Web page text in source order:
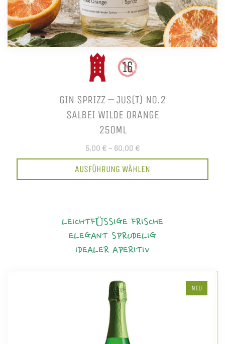
GIN SPRIZZ – JUS(T) NO.2
SALBEI WILDE ORANGE
250ML
5,00 € – 60,00 €
AUSFÜHRUNG WÄHLEN
LEICHTFÜSSIGE FRISCHE
ELEGANT SPRUDELIG
IDEALER APERITIV
NEU